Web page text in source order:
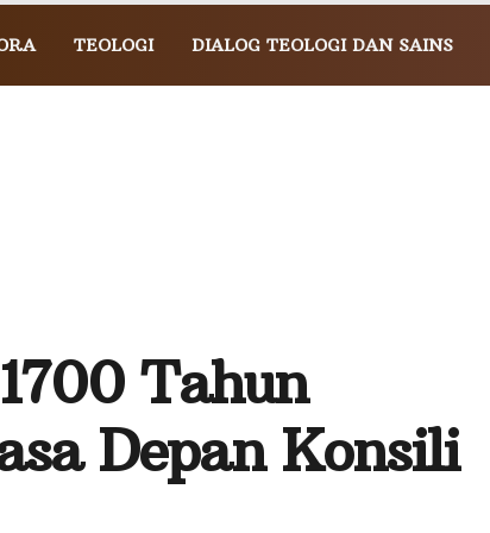
TEOLOGI DIALOG TEOLOGI DAN SAINS
Tahun
Depan Konsili